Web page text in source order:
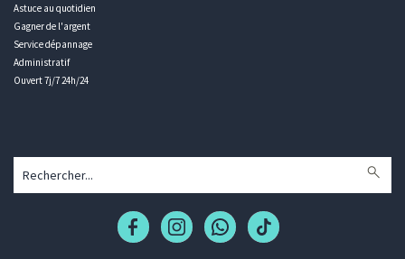
Astuce au quotidien
Gagner de l'argent
Service dépannage
Administratif
Ouvert 7j/7 24h/24